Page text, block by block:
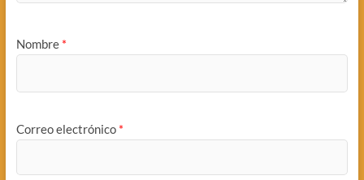
Nombre *
Correo electrónico *